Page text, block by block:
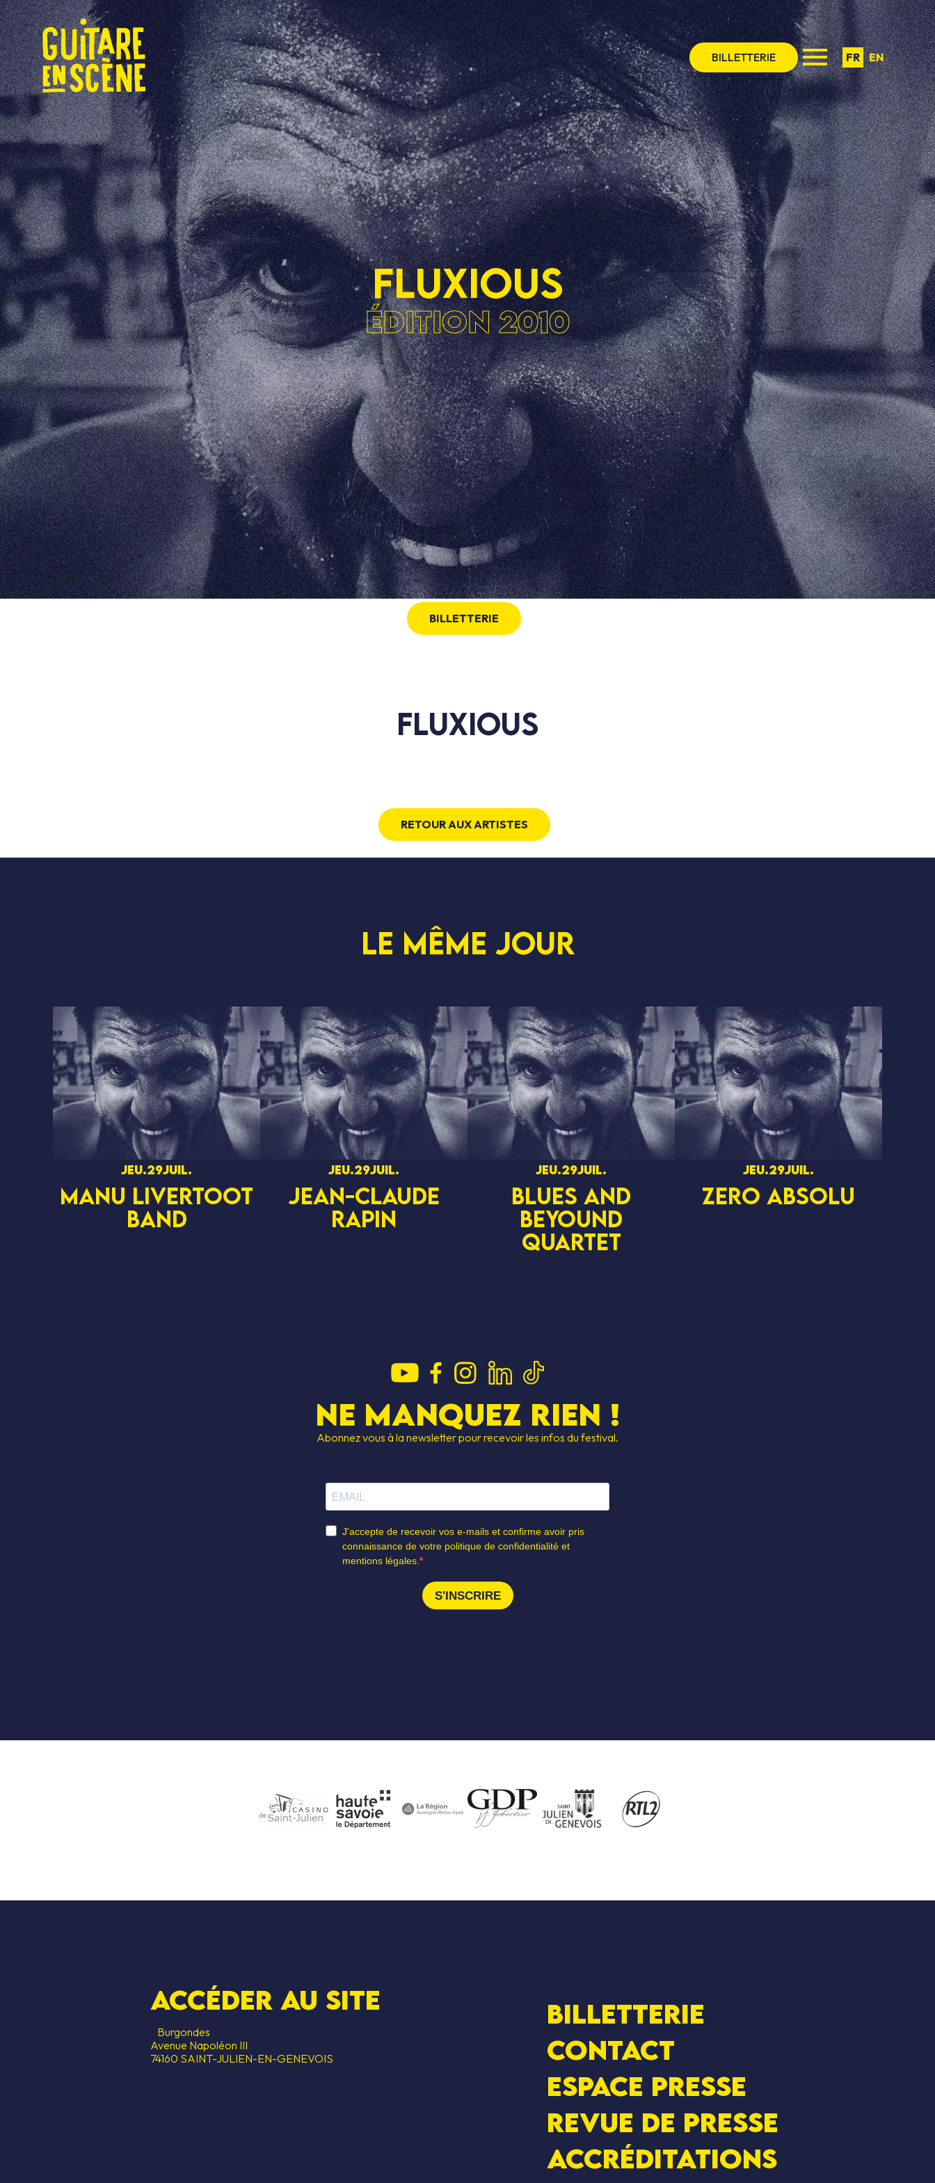
BILLETTERIE FR EN
FLUXIOUS
ÉDITION 2010
BILLETTERIE
FLUXIOUS
RETOUR AUX ARTISTES
Le même jour
jeu.29juil.
MANU LIVERTOOT
BAND
jeu.29juil.
JEAN-CLAUDE
RAPIN
jeu.29juil.
BLUES AND
BEYOUND
QUARTET
jeu.29juil.
ZERO ABSOLU
Ne manquez rien !
Abonnez vous à la newsletter pour recevoir les infos du festival.
Accéder au SITE
Burgondes
Avenue Napoléon III
74160 SAINT-JULIEN-EN-GENEVOIS
Billetterie
Contact
Espace presse
Revue de presse
Accréditations